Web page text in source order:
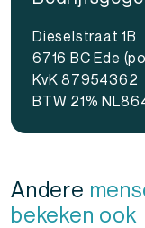
Dieselstraat 1B
6716 BC Ede
KvK 87954362
BTW 21%
Andere
bekeken ook